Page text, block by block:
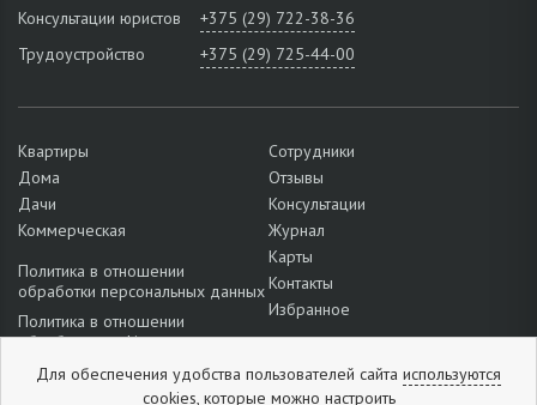
Консультации юристов
+375 (29) 722-38-36
Трудоустройство
+375 (29) 725-44-00
Квартиры
Дома
Дачи
Коммерческая
Политика в отношении
обработки персональных данных
Политика в отношении
обработки cookie
Подробнее о настройках файлов
Сотрудники
Отзывы
Консультации
Журнал
Карты
Контакты
Избранное
Для обеспечения удобства пользователей сайта используются
cookies,которые можно настроить